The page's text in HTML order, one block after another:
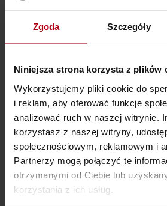
Zgoda Szczegóły
Niniejsza strona korzysta z plików
Wykorzystujemy pliki cookie do
i reklam, aby oferować funkcje
analizować ruch w naszej witrynie.
korzystasz z naszej witryny,
społecznościowym, reklamowym i
Partnerzy mogą połączyć te
otrzymanymi od Ciebie lub
korzystania z ich usług.
Ostatnie wpisy
Nie można pokazać tej sekcji,